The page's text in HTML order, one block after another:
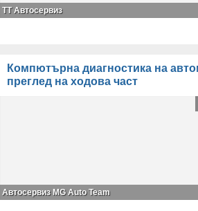
TT Автосервиз
Компютърна диагностика на
преглед на ходова част
Автосервиз MG Auto Team